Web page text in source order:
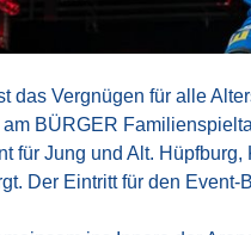
das Vergnügen für alle
BÜRGER
für Jung und Alt.
Der Eintritt für den Event-